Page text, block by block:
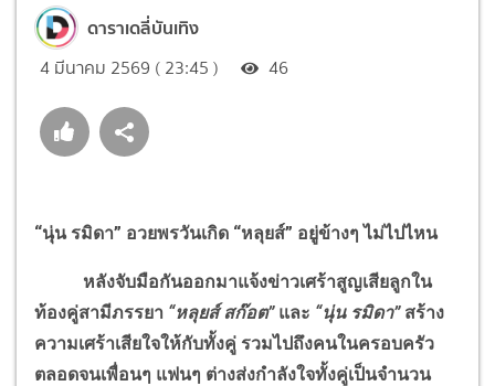
ดาราเดลี่บันเทิง
4 มีนาคม 2569 ( 23:45 ) 46
“นุ่น รมิดา” อวยพรวันเกิด “หลุยส์” อยู่ข้างๆ ไม่ไปไหน
หลังจับมือกันออกมาแจ้งข่าวเศร้าสูญเสียลูกใน
ท้องคู่สามีภรรยา “หลุยส์ สก๊อต”และ “นุ่น รมิดา” สร้าง
ความเศร้าเสียใจให้กับทั้งคู่ รวมไปถึงคนในครอบครัว
ตลอดจนเพื่อนๆ แฟนๆ ต่างส่งกำลังใจทั้งคู่เป็นจำนวน